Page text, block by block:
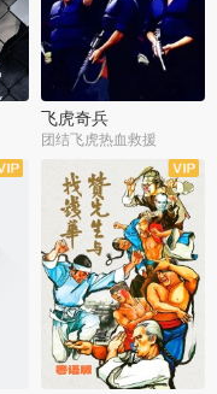
飞虎奇兵
团结飞虎热血救援